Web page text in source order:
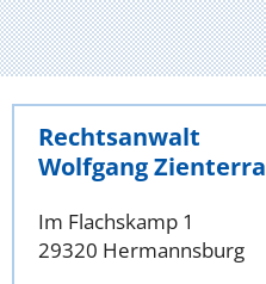
Rechtsanwalt
Wolfgang Zienterra
Im Flachskamp 1
29320 Hermannsburg